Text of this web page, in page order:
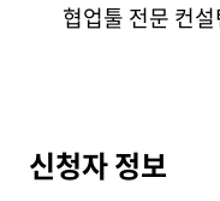
협업툴 전문 컨
신청자 정보